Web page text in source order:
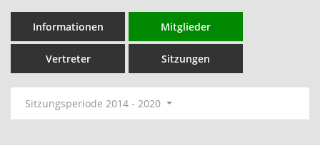
Informationen Mitglieder
Vertreter Sitzungen
Sitzungsperiode 2014 - 2020